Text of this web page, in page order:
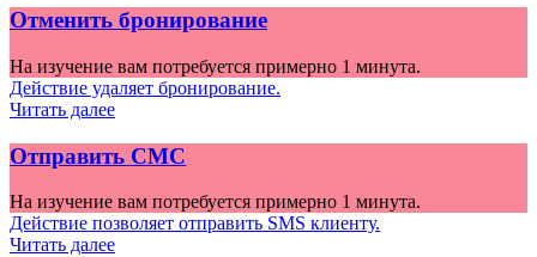
Отменить бронирование
На изучение вам потребуется примерно 1 минута.
Действие удаляет бронирование.
Читать далее
Отправить СМС
На изучение вам потребуется примерно 1 минута.
Действие позволяет отправить SMS клиенту.
Читать далее